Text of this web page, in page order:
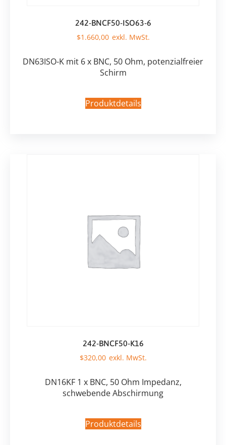
242-BNCF50-ISO63-6
$1.660,00
DN63ISO-K mit 6 x BNC, 50 Ohm, potenzialfreier
Schirm
Produktdetails
242-BNCF50-K16
$320,00
DN16KF 1 x BNC, 50 Ohm Impedanz,
schwebende Abschirmung
Produktdetails